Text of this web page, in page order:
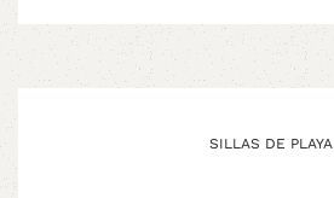
SILLAS DE PLAYA